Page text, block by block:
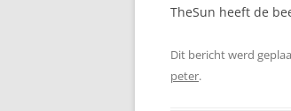
TheSun heeft de
Dit bericht werd
peter.